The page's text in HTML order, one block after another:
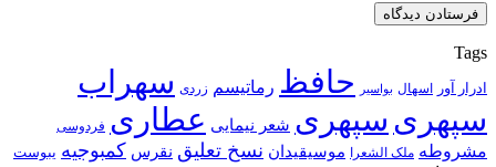
Tags
ادرار آور اسهال بواسیر حافظ رماتیسم زردی سهراب
سپهری سپهری شعر نیمایی عطاری فردوسی
مشروطه ملک الشعرا موسیقیدان نسخ تعلیق نقرس کمبوجیه یبوست